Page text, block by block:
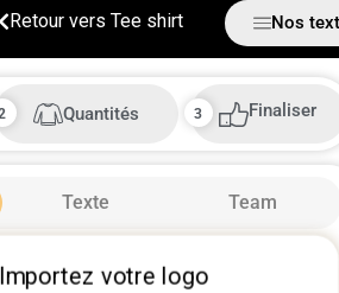
Tee shirt Nos
Quantités Finaliser
Texte Team
Importez votre logo